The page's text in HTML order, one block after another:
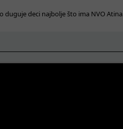
duguje deci najbolje što ima NVO